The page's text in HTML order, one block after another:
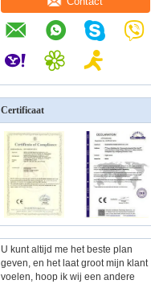
Certificaat
U kunt altijd me het beste plan
geven, en het laat groot mijn klant
voelen, hoop ik wij een andere